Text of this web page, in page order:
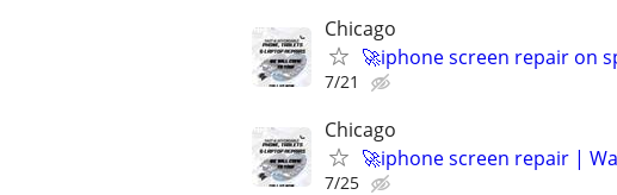
Chicago
🚀iphone screen repair on
7/21
Chicago
🚀iphone screen repair |
7/25